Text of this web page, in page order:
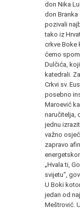
don Nika
don Branka
pozivali
tako iz
crkve Boke
ćemo
Dulčića,
katedrali.
Crkvi sv.
posebno
Maroević
naručitelja,
jednu
važno
zapravo
„Hvala ti,
svijetu“,
U Boki
jedan od
Meštrović.